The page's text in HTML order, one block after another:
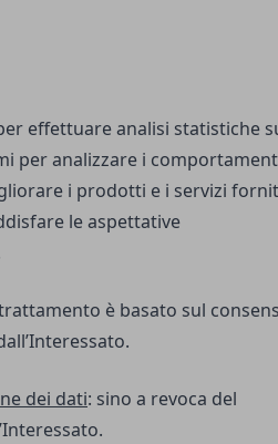
effettuare analisi statistiche
per analizzare i
i prodotti e i servizi
le aspettative
è basato sul
dei dati: sino a revoca del